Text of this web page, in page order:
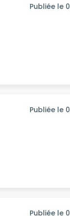
Publiée le
Publiée le
Publiée le